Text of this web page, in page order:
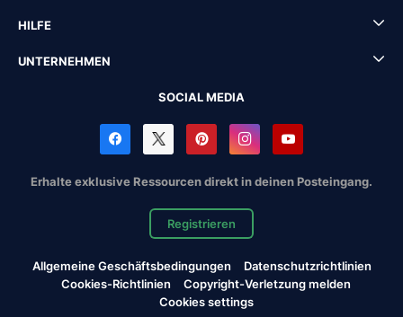
HILFE
UNTERNEHMEN
SOCIAL MEDIA
Erhalte exklusive Ressourcen direkt in deinen Posteingang.
Registrieren
Allgemeine Geschäftsbedingungen
Datenschutzrichtlinien
Cookies-Richtlinien
Copyright-Verletzung melden
Cookies settings